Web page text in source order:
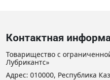
Контактная
Товарищество с
Лубрикантс»
Адрес: 010000, Республика